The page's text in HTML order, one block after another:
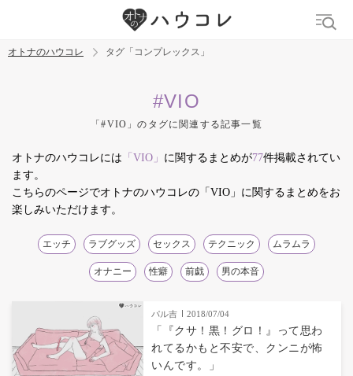
デリケートゾーン 吸うやつ 中折れ ニオイケア
オトナのハウコレ タグ「コンプレックス」
#VIO
「#VIO」のタグに関連する記事一覧
オトナのハウコレには 「VIO」 に関するまとめが77件掲載されてい
ます。
こちらのページでオトナのハウコレの「VIO」に関するまとめをお
楽しみいただけます。
エッチ ラブグッズ セックス テクニック ムラムラ
オナニー 性癖 前戯 男の本音
パル吉 2018/07/04
「『クサ！黒！グロ！』って思わ
れてるかもと不安で、クンニが怖
いんです。」